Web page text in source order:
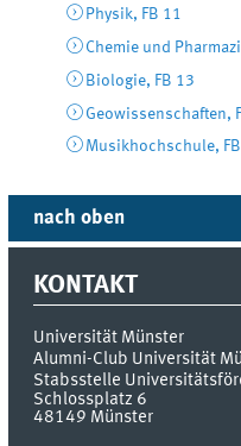
Physik, FB 11
Chemie und
Biologie, FB 13
Geowissenschaften,
Musikhochschule,
nach oben
KONTAKT
Universität Münster
Alumni-Club Universität
Stabsstelle
Schlossplatz 6
48149 Münster